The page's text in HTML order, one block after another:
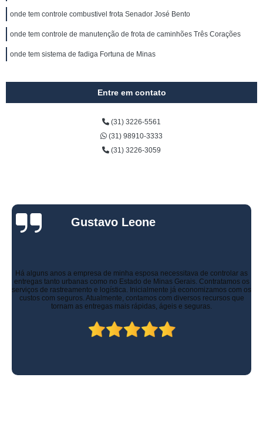
onde tem controle combustivel frota Senador José Bento
onde tem controle de manutenção de frota de caminhões Três Corações
onde tem sistema de fadiga Fortuna de Minas
Entre em contato
(31) 3226-5561
(31) 98910-3333
(31) 3226-3059
Gustavo Leone
Há alguns anos a empresa de minha esposa necessitava de controlar as
entregas tanto urbanas como no Estado de Minas Gerais. Contratamos os
serviços de rastreamento e logística. Inicialmente já economizamos com os
custos com seguros. Atualmente, contamos com diversos recursos que
tornam as entregas mais rápidas, ágeis e seguras.